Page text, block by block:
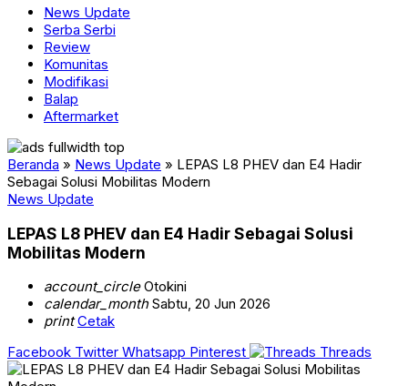
News Update
Serba Serbi
Review
Komunitas
Modifikasi
Balap
Aftermarket
Beranda » News Update » LEPAS L8 PHEV dan E4 Hadir
Sebagai Solusi Mobilitas Modern
News Update
LEPAS L8 PHEV dan E4 Hadir Sebagai Solusi
Mobilitas Modern
account_circleOtokini
calendar_monthSabtu, 20 Jun 2026
print Cetak
Facebook Twitter Whatsapp Pinterest Threads